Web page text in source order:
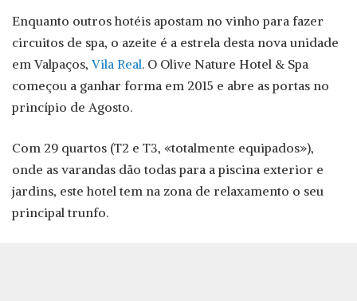
Enquanto outros hotéis apostam no vinho para fazer
circuitos de spa, o azeite é a estrela desta nova unidade
em Valpaços, Vila Real. O Olive Nature Hotel & Spa
começou a ganhar forma em 2015 e abre as portas no
princípio de Agosto.
Com 29 quartos (T2 e T3, «totalmente equipados»),
onde as varandas dão todas para a piscina exterior e
jardins, este hotel tem na zona de relaxamento o seu
principal trunfo.